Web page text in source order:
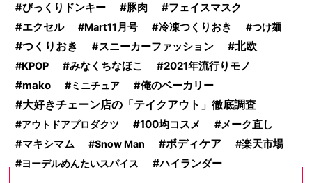
びっくりドンキー 豚肉 フェイスマスク
エクセル Mart11月号 冷凍つくりおき つけ麺
つくりおき スニーカーファッション 北欧
KPOP みなくちなほこ
2021年流行りモノ
mako
ミニチュア 俺のベーカリー
大好きチェーン店の「テイクアウト」徹底調査
アウトドアプロダクツ 100均コスメ
メーク直し
マキシマム
Snow Man ボディケア 楽天市場
ヨーデルめんたいスパイス ハイランダー